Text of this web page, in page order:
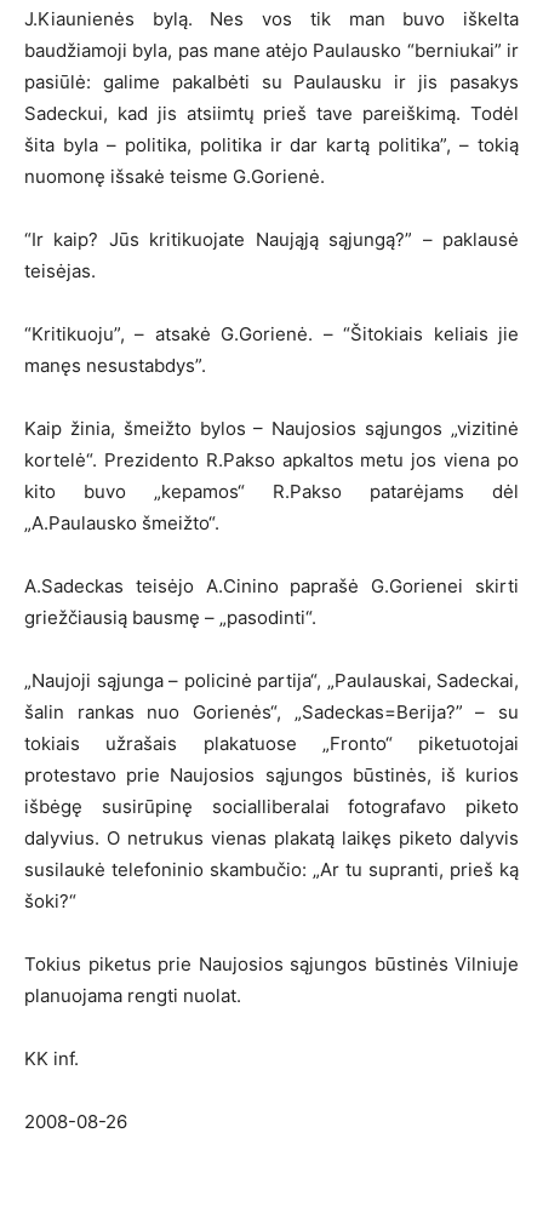
J.Kiaunienės bylą. Nes vos tik man buvo iškelta
baudžiamoji byla, pas mane atėjo Paulausko “berniukai” ir
pasiūlė: galime pakalbėti su Paulausku ir jis pasakys
Sadeckui, kad jis atsiimtų prieš tave pareiškimą. Todėl
šita byla – politika, politika ir dar kartą politika”, – tokią
nuomonę išsakė teisme G.Gorienė.
“Ir kaip? Jūs kritikuojate Naująją sąjungą?” – paklausė
teisėjas.
“Kritikuoju”, – atsakė G.Gorienė. – “Šitokiais keliais jie
manęs nesustabdys”.
Kaip žinia, šmeižto bylos – Naujosios sąjungos „vizitinė
kortelė“. Prezidento R.Pakso apkaltos metu jos viena po
kito buvo „kepamos“ R.Pakso patarėjams dėl
„A.Paulausko šmeižto“.
A.Sadeckas teisėjo A.Cinino paprašė G.Gorienei skirti
griežčiausią bausmę – „pasodinti“.
„Naujoji sąjunga – policinė partija“, „Paulauskai, Sadeckai,
šalin rankas nuo Gorienės“, „Sadeckas=Berija?” – su
tokiais užrašais plakatuose „Fronto“ piketuotojai
protestavo prie Naujosios sąjungos būstinės, iš kurios
išbėgę susirūpinę socialliberalai fotografavo piketo
dalyvius. O netrukus vienas plakatą laikęs piketo dalyvis
susilaukė telefoninio skambučio: „Ar tu supranti, prieš ką
šoki?“
Tokius piketus prie Naujosios sąjungos būstinės Vilniuje
planuojama rengti nuolat.
KK inf.
2008-08-26